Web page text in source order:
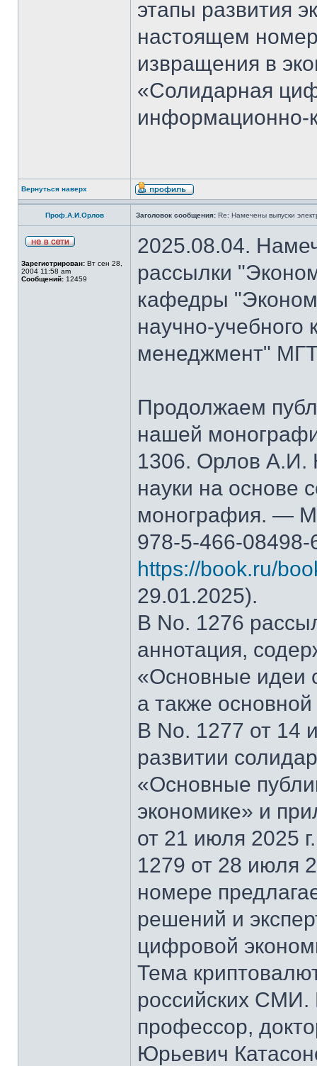
этапы развития
настоящем
извращения в
«Солидарная
информационно-
Вернуться наверх
Проф.А.И.Орлов Заголовок сообщения: Re: Намечены выпуски
Зарегистрирован: Вт сен 28,
2004 11:58 am
Сообщений: 12459
2025.08.04.
рассылки
кафедры
научно-
менеджмент"
Продолжаем
нашей
1306. Орлов А.И.
науки на основе
монография. —
978-5-466-
https://book.ru/
29.01.2025).
В No. 1276
аннотация,
«Основные идеи
а также
В No. 1277 от 14
развитии
«Основные
экономике» и
от 21 июля 2025
1279 от 28 июля
номере
решений и
цифровой
Тема
российских СМИ.
профессор,
Юрьевич